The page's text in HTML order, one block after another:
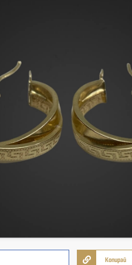
Копирай